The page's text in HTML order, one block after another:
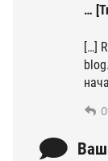
…
[…]